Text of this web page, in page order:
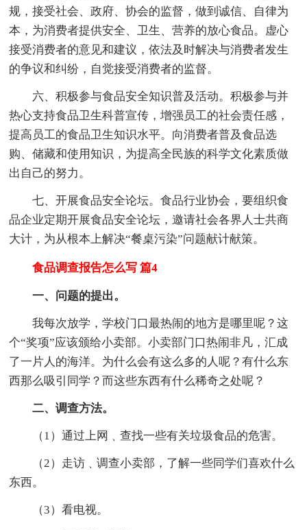
规，接受社会、政府、协会的监督，做到诚信、自律为
本，为消费者提供安全、卫生、营养的放心食品。虚心
接受消费者的意见和建议，依法及时解决与消费者发生
的争议和纠纷，自觉接受消费者的监督。
六、积极参与食品安全知识普及活动。积极参与并
热心支持食品卫生科普宣传，增强员工的社会责任感，
提高员工的食品卫生知识水平。向消费者普及食品选
购、储藏和使用知识，为提高全民族的科学文化素质做
出自己的努力。
七、开展食品安全论坛。食品行业协会，要组织食
品企业定期开展食品安全论坛，邀请社会各界人士共商
大计，为从根本上解决“餐桌污染”问题献计献策。
食品调查报告怎么写 篇4
一、问题的提出。
我每次放学，学校门口最热闹的地方是哪里呢？这
个“奖项”应该颁给小卖部。小卖部门口热闹非凡，汇成
了一片人的海洋。为什么会有这么多的人呢？有什么东
西那么吸引同学？而这些东西有什么稀奇之处呢？
二、调查方法。
（1）通过上网﹑查找一些有关垃圾食品的危害。
（2）走访﹑调查小卖部，了解一些同学们喜欢什么
东西。
（3）看电视。